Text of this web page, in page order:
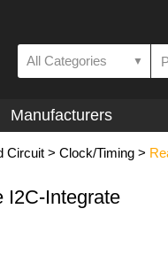
All Categories ▼
Manufacturers
Circuit > Clock/Timing >
I2C-Integrate